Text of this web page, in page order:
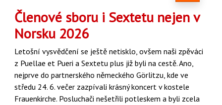
Členové sboru i Sextetu nejen v
Norsku 2026
Letošní vysvědčení se ještě netisklo, ovšem naši zpěváci
z Puellae et Pueri a Sextetu plus již byli na cestě. Ano,
nejprve do partnerského německého Görlitzu, kde ve
středu 24. 6. večer zazpívali krásný koncert v kostele
Frauenkirche. Posluchači nešetřili potleskem a byli zcela